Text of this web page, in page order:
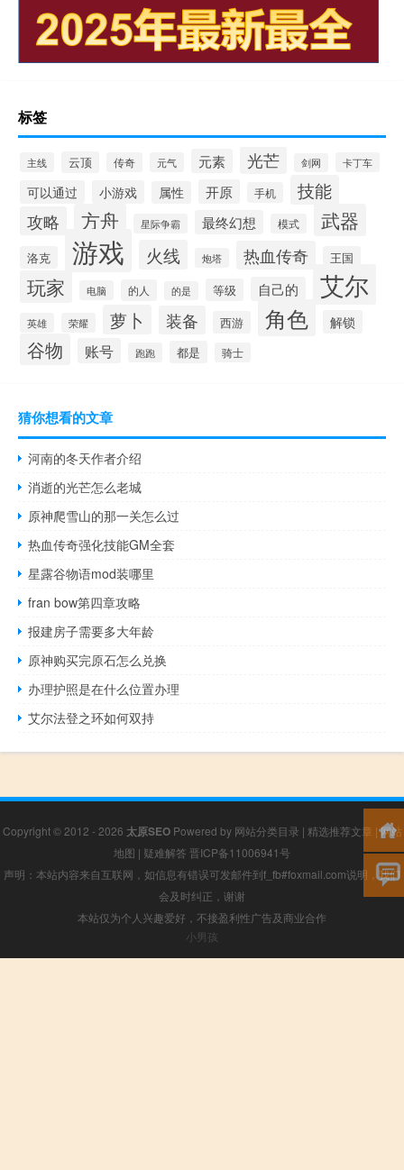
标签
主线 云顶 传奇 元气 元素 光芒 剑网 卡丁车
可以通过 小游戏 属性 开原 手机 技能
攻略 方舟 星际争霸 最终幻想 模式 武器
洛克 游戏 火线 炮塔 热血传奇 王国
玩家 电脑 的人 的是 等级 自己的 艾尔
英雄 荣耀 萝卜 装备 西游 角色 解锁
谷物 账号 跑跑 都是 骑士
猜你想看的文章
河南的冬天作者介绍
消逝的光芒怎么老城
原神爬雪山的那一关怎么过
热血传奇强化技能GM全套
星露谷物语mod装哪里
fran bow第四章攻略
报建房子需要多大年龄
原神购买完原石怎么兑换
办理护照是在什么位置办理
艾尔法登之环如何双持
Copyright © 2012 - 2026 太原SEOPowered by 网站分类目录 | 精选推荐文章 |网站
地图 | 疑难解答 晋ICP备11006941号
声明：本站内容来自互联网，如信息有错误可发邮件到f_fb#foxmail.com说明，我们
会及时纠正，谢谢
本站仅为个人兴趣爱好，不接盈利性广告及商业合作
小男孩